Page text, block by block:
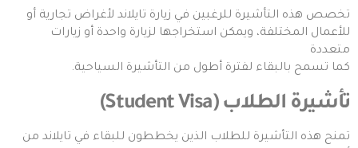
تخصص هذه التأشيرة للرغبين في زيارة تايلاند لأغراض تجارية أو
للأعمال المختلفة، ويمكن استخراجها لزيارة واحدة أو زيارات
متعددة
كما تسمح بالبقاء لفترة أطول من التأشيرة السياحية.
تأشيرة الطلاب (Student Visa)
تمنح هذه التأشيرة للطلاب الذين يخططون للبقاء في تايلاند من